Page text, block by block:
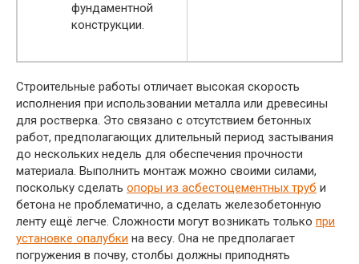
фундаментной
конструкции.
Строительные работы отличает высокая скорость
исполнения при использовании металла или древесины
для ростверка. Это связано с отсутствием бетонных
работ, предполагающих длительный период застывания
до нескольких недель для обеспечения прочности
материала. Выполнить монтаж можно своими силами,
поскольку сделать опоры из асбестоцементных труб и
бетона не проблематично, а сделать железобетонную
ленту ещё легче. Сложности могут возникать только при
установке опалубки на весу. Она не предполагает
погружения в почву, столбы должны приподнять